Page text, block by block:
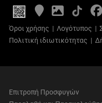
Google
Maps
Photo
Gallery
Όροι χρήσης | Λογότυπος |
Πολιτική ιδιωτικότητας |
Επιτροπή Προσφυγών